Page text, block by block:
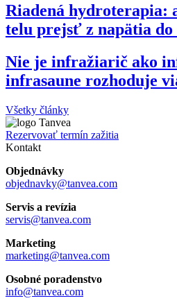
Riadená hydroterapia:
telu prejsť z napätia do
Nie je infražiarič ako
infrasaune rozhoduje
Všetky články
Rezervovať termín zažitia
Kontakt
Objednávky
objednavky@tanvea.com
Servis a revízia
servis@tanvea.com
Marketing
marketing@tanvea.com
Osobné poradenstvo
info@tanvea.com